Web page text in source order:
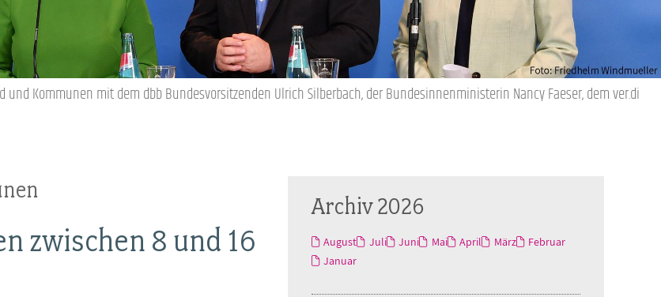
Frauen
Jugend
Versorgung
Beihilfe
Tarifverträge
Rechtsprechung
Bildung
Europa
Akademie
VerlagKommunen mit dem dbb Bundesvorsitzenden Ulrich Silberbach, der Bundesinnenministerin Nancy Faeser, dem ver.di
zwischen 8 und 16
Archiv 2026
August Juli Juni Mai April März
Februar
Januar